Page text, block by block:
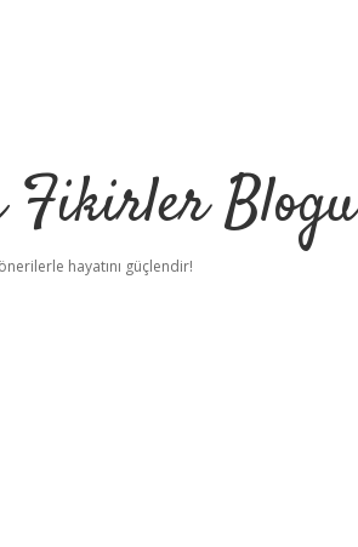
Fikirler Blogu
hayatını güçlendir!